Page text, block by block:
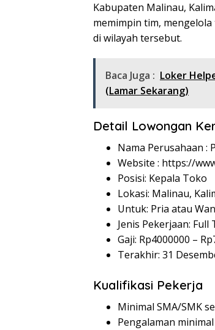
Kabupaten Malinau,
memimpin tim,
di wilayah tersebut.
Baca Juga : Loker
(Lamar Sekarang)
Detail Lowongan
Nama Perusahaan :
Website : https://
Posisi: Kepala Toko
Lokasi: Malinau,
Untuk: Pria atau
Jenis Pekerjaan: Full
Gaji: Rp4000000 – Rp
Terakhir: 31
Kualifikasi Pekerja
Minimal SMA/SMK
Pengalaman